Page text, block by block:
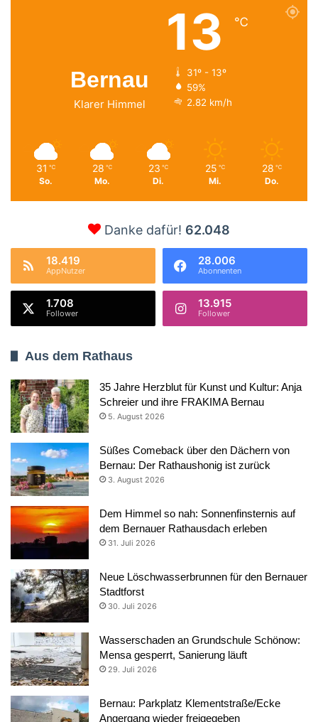
Bernau
Klarer Himmel
13 ℃
31º - 13º
59%
2.82 km/h
31 ℃
So.
28 ℃
Mo.
23 ℃
Di.
25 ℃
Mi.
28 ℃
Do.
Danke dafür! 62.048
18.419
AppNutzer
28.006
Abonnenten
1.708
Follower
13.915
Follower
Aus dem Rathaus
35 Jahre Herzblut für Kunst und Kultur: Anja
Schreier und ihre FRAKIMA Bernau
5. August 2026
Süßes Comeback über den Dächern von
Bernau: Der Rathaushonig ist zurück
3. August 2026
Dem Himmel so nah: Sonnenfinsternis auf
dem Bernauer Rathausdach erleben
31. Juli 2026
Neue Löschwasserbrunnen für den Bernauer
Stadtforst
30. Juli 2026
Wasserschaden an Grundschule Schönow:
Mensa gesperrt, Sanierung läuft
29. Juli 2026
Bernau: Parkplatz Klementstraße/Ecke
Angergang wieder freigegeben